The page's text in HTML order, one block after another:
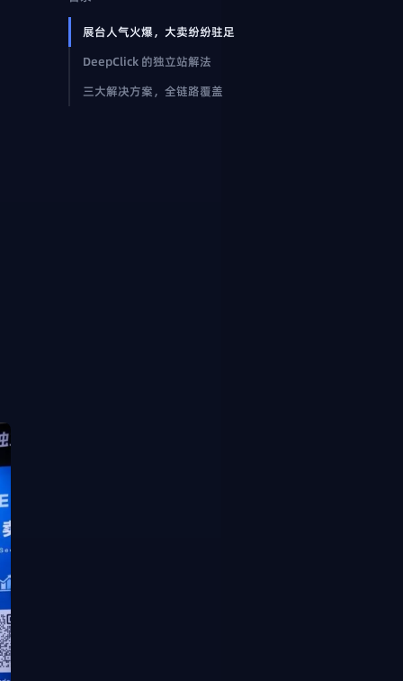
展台人气火爆，大卖纷纷驻足
DeepClick 的独立站解法
三大解决方案，全链路覆盖